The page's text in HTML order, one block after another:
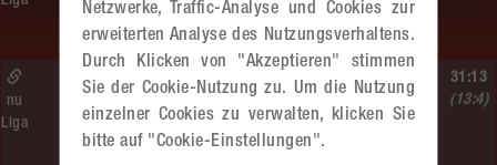
Hypo NÖ –
MADx WAT Atzgersdorf
So. 07.06.2026 | 09:10 Uhr |
WAT Brigittenau
nu
Liga
31:13
(13:4)
Netzwerke, Traffic-Analyse und Cookies zur
erweiterten Analyse des Nutzungsverhaltens.
Durch Klicken von "Akzeptieren" stimmen
Sie der Cookie-Nutzung zu. Um die Nutzung
einzelner Cookies zu verwalten, klicken Sie
bitte auf "Cookie-Einstellungen".